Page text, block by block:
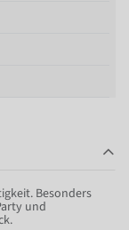
Besonders
und